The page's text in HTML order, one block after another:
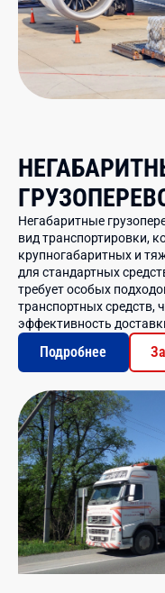
Негабаритные
вид транспортировки,
крупногабаритных и
для стандартных
требует особых
транспортных средств,
эффективность
Подробнее